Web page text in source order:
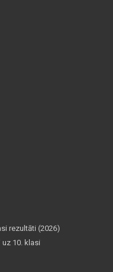
rezultāti (2026)
uz 10. klasi